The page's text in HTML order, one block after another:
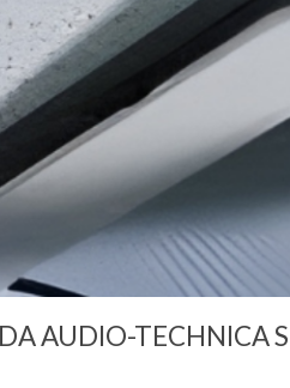
AUDIO-TECHNICA